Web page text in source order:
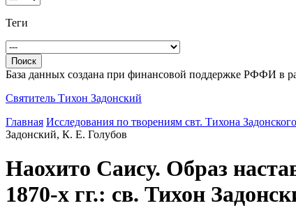
Теги
База данных создана при финансовой поддержке РФФИ в
Святитель Тихон Задонский
Главная Исследования по творениям свт. Тихона Задонского
Задонский, К. Е. Голубов
Наохито Саису. Образ
1870-х гг.: св. Тихон